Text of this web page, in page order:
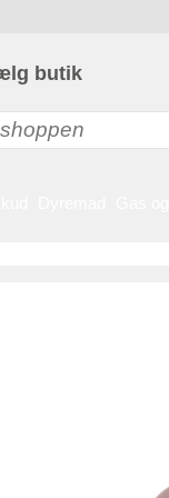
butik